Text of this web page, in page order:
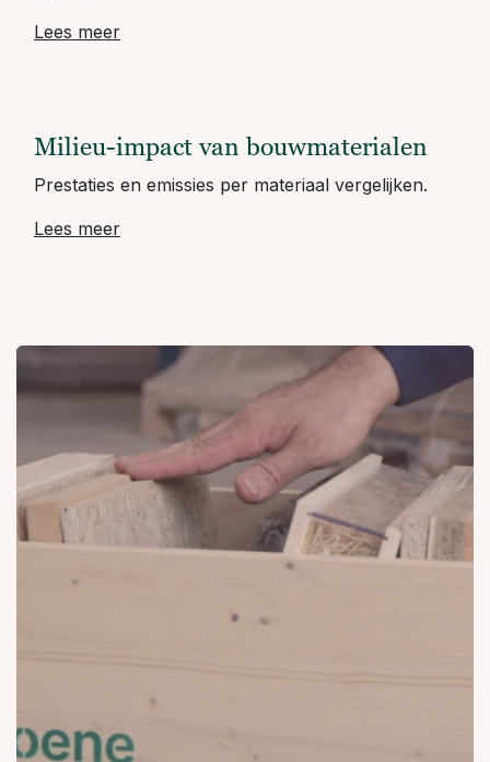
Lees meer
Milieu-impact van bouwmaterialen
Prestaties en emissies per materiaal vergelijken.
Lees meer